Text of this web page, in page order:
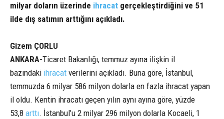
milyar doların üzerinde ihracat gerçekleştirdiğini ve 51
ilde dış satımın arttığını açıkladı.
Gizem ÇORLU
ANKARA-Ticaret Bakanlığı, temmuz ayına ilişkin il
bazındaki ihracat verilerini açıkladı. Buna göre, İstanbul,
temmuzda 6 milyar 586 milyon dolarla en fazla ihracat yapan
il oldu. Kentin ihracatı geçen yılın aynı ayına göre, yüzde
53,8 arttı. İstanbul’u 2 milyar 296 milyon dolarla Kocaeli, 1